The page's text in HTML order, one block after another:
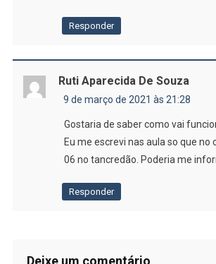
Responder
Ruti Aparecida De Souza
9 de março de 2021 às 21:28
Gostaria de saber como vai
Eu me escrevi nas aula so que no
06 no tancredão. Poderia me
Responder
Deixe um comentário